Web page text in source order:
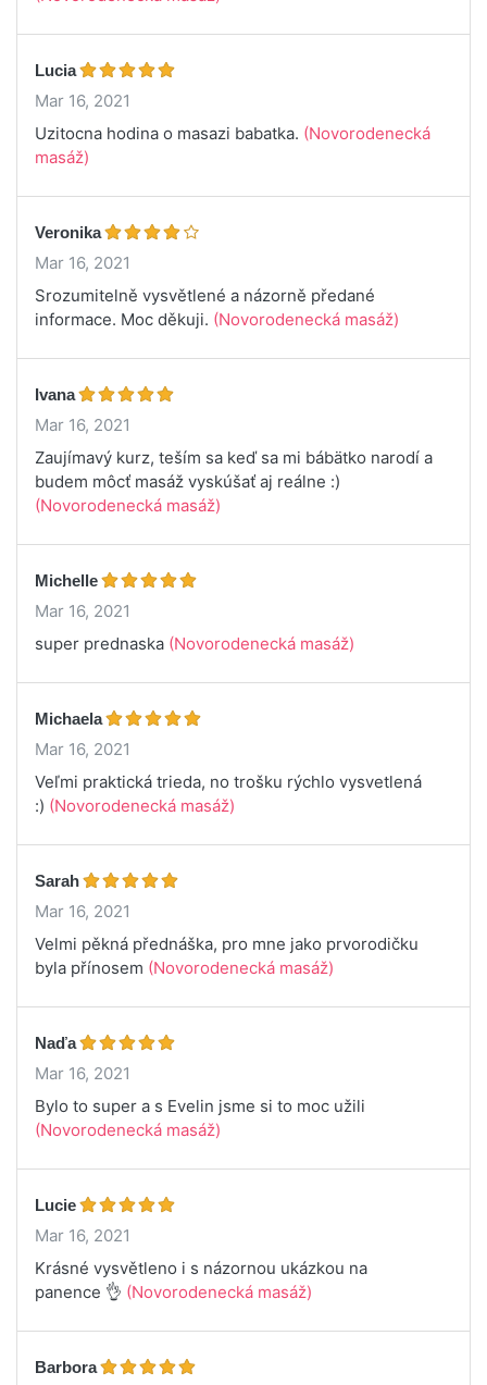
Lucia
Mar 16, 2021
Uzitocna hodina o masazi babatka. (Novorodenecká
masáž)
Veronika
Mar 16, 2021
Srozumitelně vysvětlené a názorně předané
informace. Moc děkuji. (Novorodenecká masáž)
Ivana
Mar 16, 2021
Zaujímavý kurz, teším sa keď sa mi bábätko narodí a
budem môcť masáž vyskúšať aj reálne :)
(Novorodenecká masáž)
Michelle
Mar 16, 2021
super prednaska (Novorodenecká masáž)
Michaela
Mar 16, 2021
Veľmi praktická trieda, no trošku rýchlo vysvetlená
:) (Novorodenecká masáž)
Sarah
Mar 16, 2021
Velmi pěkná přednáška, pro mne jako prvorodičku
byla přínosem (Novorodenecká masáž)
Naďa
Mar 16, 2021
Bylo to super a s Evelin jsme si to moc užili
(Novorodenecká masáž)
Lucie
Mar 16, 2021
Krásné vysvětleno i s názornou ukázkou na
panence 👌 (Novorodenecká masáž)
Barbora